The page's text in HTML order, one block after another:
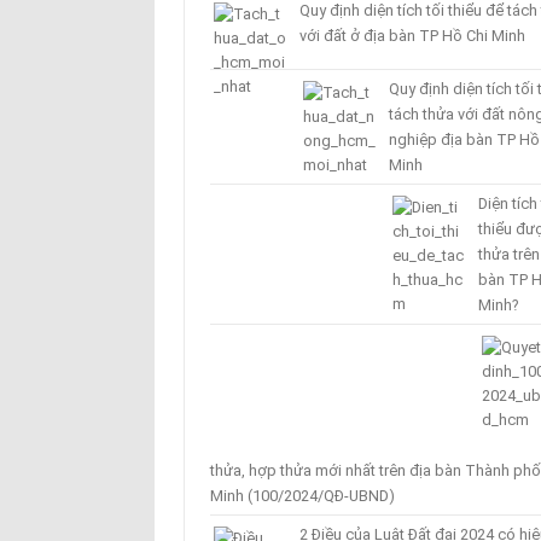
Quy định diện tích tối thiểu để tách
với đất ở địa bàn TP Hồ Chi Minh
Quy định diện tích tối
tách thửa với đất
nghiệp địa bàn TP Hồ
Minh
Diện tích
thiểu
thửa
bàn TP
Minh?
thửa, hợp thửa mới nhất trên địa bàn Thành
Minh (100/2024/QĐ-UBND)
2 Điều của Luật Đất đai 2024 có